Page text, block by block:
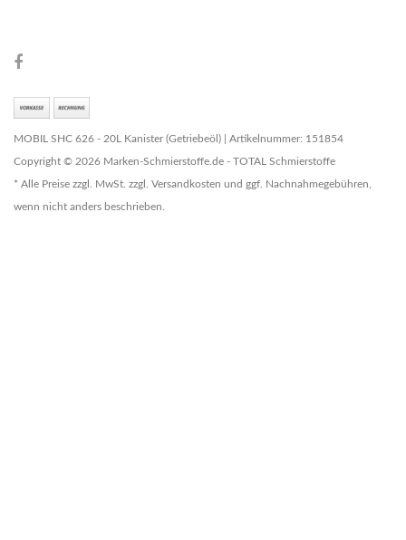
MOBIL SHC 626 - 20L Kanister (Getriebeöl) | Artikelnummer: 151854
Copyright © 2026 Marken-Schmierstoffe.de - TOTAL Schmierstoffe
* Alle Preise zzgl. MwSt. zzgl. Versandkosten und ggf. Nachnahmegebühren,
wenn nicht anders beschrieben.